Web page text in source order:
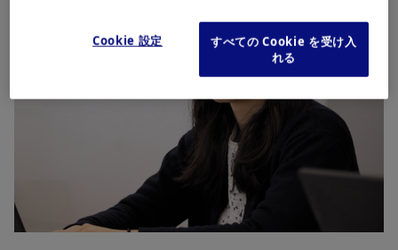
Cookie 設定
すべての Cookie を受け入
れる